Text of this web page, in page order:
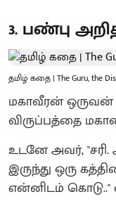
3. பண்பு
தமிழ் கதை | The Guru, the
மகாவீரன் ஒருவன்
விருப்பத்தை
உடனே அவர்,
இருந்து ஒரு
என்னிடம் கொடு.."